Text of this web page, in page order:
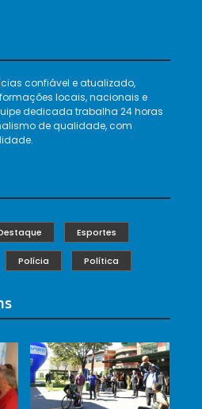
confiável e atualizado,
locais, nacionais e
dedicada trabalha 24 horas
de qualidade, com
Esportes
Polícia Política